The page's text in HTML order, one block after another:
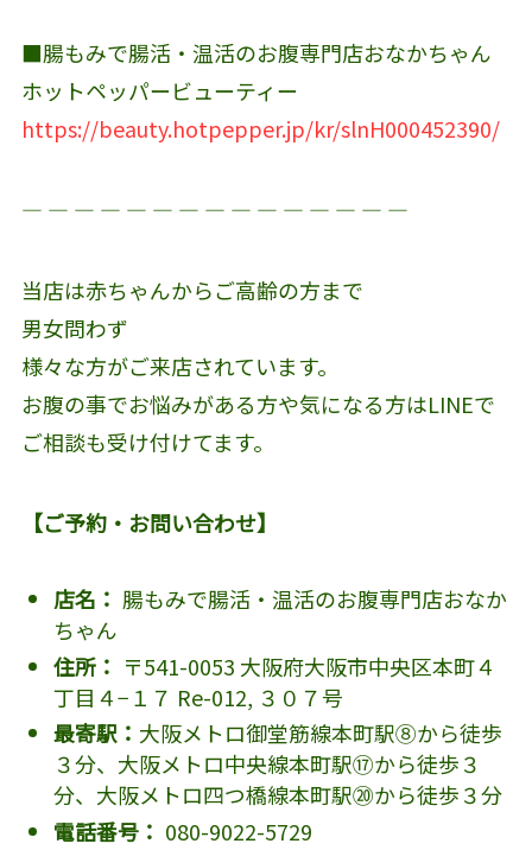
■腸もみで腸活・温活のお腹専門店おなかちゃん
ホットペッパービューティー
https://beauty.hotpepper.jp/kr/slnH000452390/
― ― ― ― ― ― ― ― ― ― ― ― ― ― ―
当店は赤ちゃんからご高齢の方まで
男女問わず
様々な方がご来店されています。
お腹の事でお悩みがある方や気になる方はLINEで
ご相談も受け付けてます。
【ご予約・お問い合わせ】
店名： 腸もみで腸活・温活のお腹専門店おなか
ちゃん
住所： 〒541-0053 大阪府大阪市中央区本町４
丁目４−１７ Re-012, ３０７号
最寄駅： 大阪メトロ御堂筋線本町駅⑧から徒歩
３分、大阪メトロ中央線本町駅⑰から徒歩３
分、大阪メトロ四つ橋線本町駅⑳から徒歩３分
電話番号： 080-9022-5729